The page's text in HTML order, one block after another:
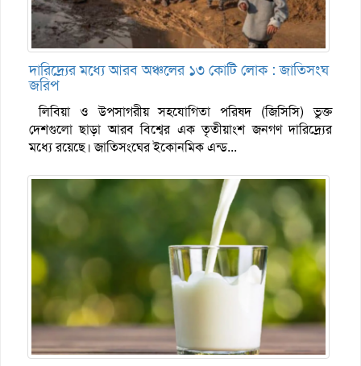
দারিদ্র্যের মধ্যে আরব অঞ্চলের ১৩ কোটি লোক : জাতিসংঘ
জরিপ
লিবিয়া ও উপসাগরীয় সহযোগিতা পরিষদ (জিসিসি) ভুক্ত
দেশগুলো ছাড়া আরব বিশ্বের এক তৃতীয়াংশ জনগণ দারিদ্র্যের
মধ্যে রয়েছে। জাতিসংঘের ইকোনমিক এন্ড...